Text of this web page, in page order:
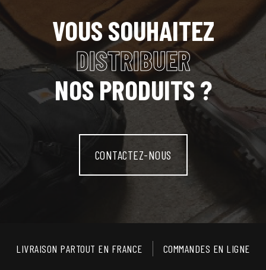
VOUS SOUHAITEZ
DISTRIBUER
NOS PRODUITS ?
CONTACTEZ-NOUS
LIVRAISON PARTOUT EN FRANCE COMMANDES EN LIGNE